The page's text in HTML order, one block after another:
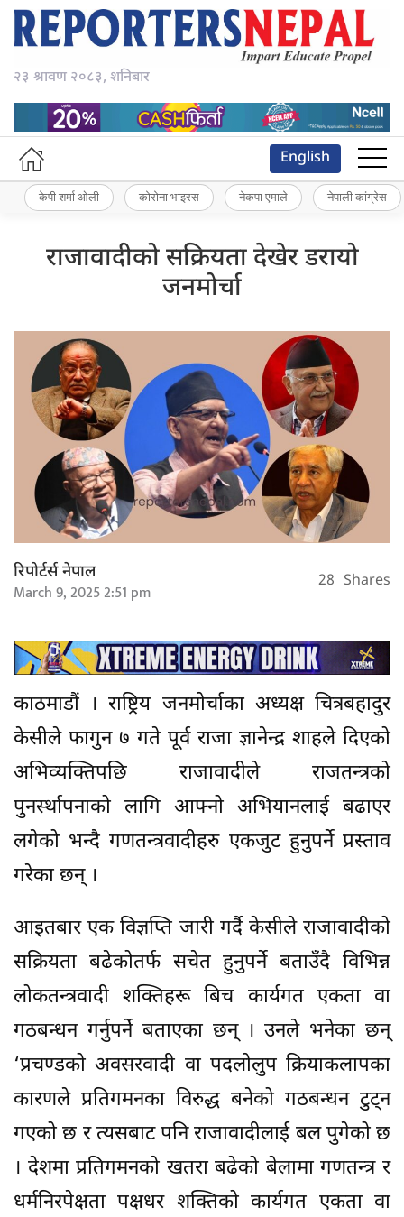
२३ श्रावण २०८३, शनिबार
English
केपी शर्मा ओली कोरोना भाइरस नेकपा एमाले नेपाली कांग्रेस
राजावादीको सक्रियता देखेर डरायो
जनमोर्चा
रिपोर्टर्स नेपाल
March 9, 2025 2:51 pm 28 Shares
काठमाडौं । राष्ट्रिय जनमोर्चाका अध्यक्ष चित्रबहादुर
केसीले फागुन ७ गते पूर्व राजा ज्ञानेन्द्र शाहले दिएको
अभिव्यक्तिपछि राजावादीले राजतन्त्रको
पुनर्स्थापनाको लागि आफ्नो अभियानलाई बढाएर
लगेको भन्दै गणतन्त्रवादीहरु एकजुट हुनुपर्ने प्रस्ताव
गरेका छन् ।
आइतबार एक विज्ञप्ति जारी गर्दै केसीले राजावादीको
सक्रियता बढेकोतर्फ सचेत हुनुपर्ने बताउँदै विभिन्न
लोकतन्त्रवादी शक्तिहरू बिच कार्यगत एकता वा
गठबन्धन गर्नुपर्ने बताएका छन् । उनले भनेका छन्
‘प्रचण्डको अवसरवादी वा पदलोलुप क्रियाकलापका
कारणले प्रतिगमनका विरुद्ध बनेको गठबन्धन टुट्न
गएको छ र त्यसबाट पनि राजावादीलाई बल पुगेको छ
। देशमा प्रतिगमनको खतरा बढेको बेलामा गणतन्त्र र
धर्मनिरपेक्षता पक्षधर शक्तिको कार्यगत एकता वा